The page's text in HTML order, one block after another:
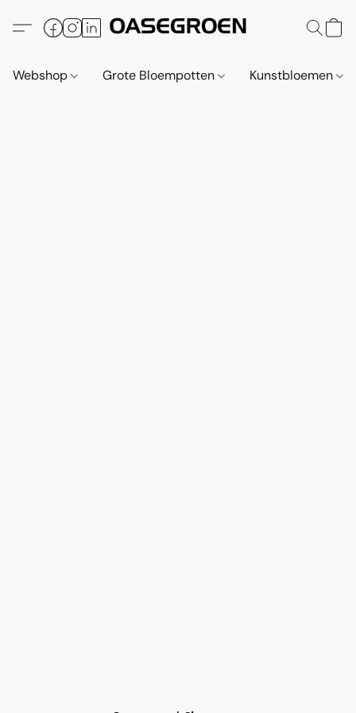
Webshop Grote Bloempotten Kunstbloemen